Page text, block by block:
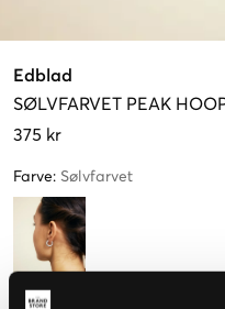
Edblad
SØLVFARVET PEAK
375 kr
Farve: Sølvfarvet